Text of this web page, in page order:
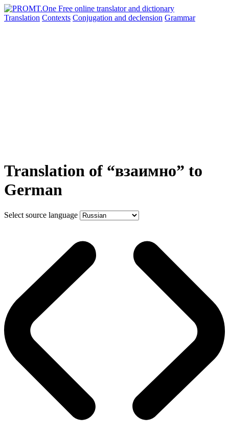
Translation Contexts Conjugation and declension Grammar
Translation of “взаимно” to
German
Select source language